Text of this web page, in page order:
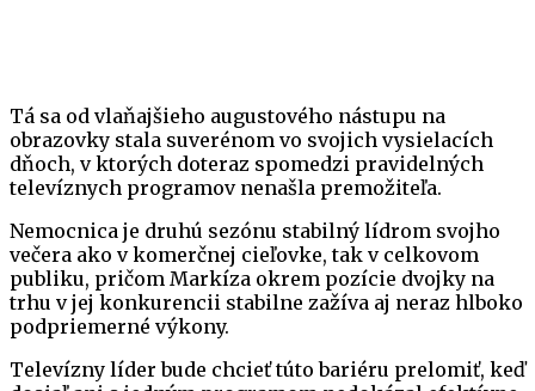
Tá sa od vlaňajšieho augustového nástupu na
obrazovky stala suverénom vo svojich vysielacích
dňoch, v ktorých doteraz spomedzi pravidelných
televíznych programov nenašla premožiteľa.
Nemocnica je druhú sezónu stabilný lídrom svojho
večera ako v komerčnej cieľovke, tak v celkovom
publiku, pričom Markíza okrem pozície dvojky na
trhu v jej konkurencii stabilne zažíva aj neraz hlboko
podpriemerné výkony.
Televízny líder bude chcieť túto bariéru prelomiť, keď